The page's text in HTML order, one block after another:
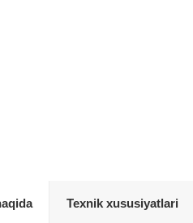
Texnik xususiyatlari